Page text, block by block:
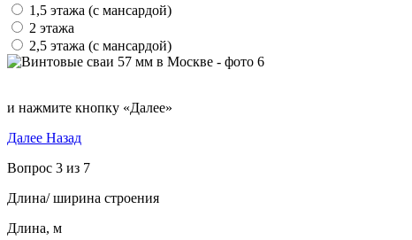
1,5 этажа (с мансардой)
2 этажа
2,5 этажа (с мансардой)
и нажмите кнопку «Далее»
Далее Назад
Вопрос 3 из 7
Длина/ ширина строения
Длина, м